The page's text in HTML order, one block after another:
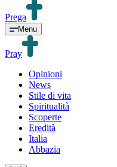
Prega
Menu
Pray
Opinioni
News
Stile di vita
Spiritualità
Scoperte
Eredità
Italia
Abbazia